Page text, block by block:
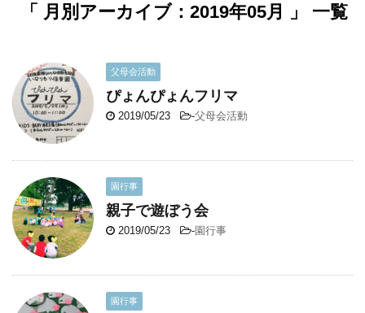
「 月別アーカイブ：2019年05月 」 一覧
父母会活動
ぴょんぴょんフリマ
2019/05/23 -父母会活動
園行事
親子で遊ぼう会
2019/05/23 -園行事
園行事